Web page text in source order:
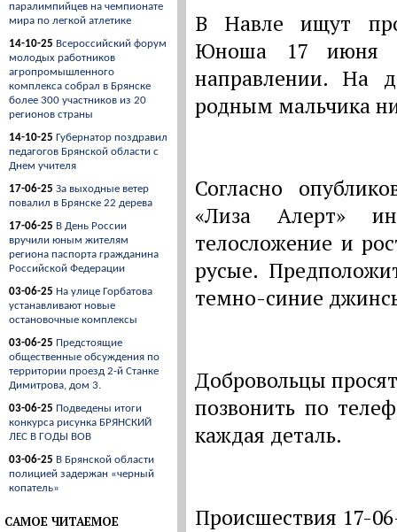
паралимпийцев на чемпионате
мира по легкой атлетике
14-10-25 Всероссийский форум
молодых работников
агропромышленного
комплекса собрал в Брянске
более 300 участников из 20
регионов страны
14-10-25 Губернатор поздравил
педагогов Брянской области с
Днем учителя
17-06-25 За выходные ветер
повалил в Брянске 22 дерева
17-06-25 В День России
вручили юным жителям
региона паспорта гражданина
Российской Федерации
03-06-25 На улице Горбатова
устанавливают новые
остановочные комплексы
03-06-25 Предстоящие
общественные обсуждения по
территории проезд 2-й Станке
Димитрова, дом 3.
03-06-25 Подведены итоги
конкурса рисунка БРЯНСКИЙ
ЛЕС В ГОДЫ ВОВ
03-06-25 В Брянской области
полицией задержан «черный
копатель»
САМОЕ ЧИТАЕМОЕ
В Навле ищут
Юноша 17 июня
направлении. На
родным мальчика
Согласно
«Лиза Алерт»
телосложение и
русые.
темно-синие
Добровольцы
позвонить по
каждая деталь.
Происшествия 17-